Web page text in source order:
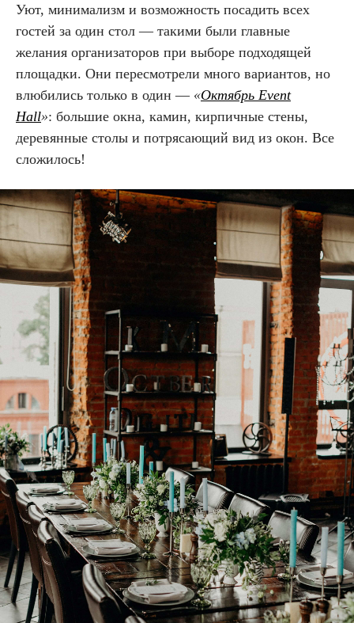
Уют, минимализм и возможность посадить всех
гостей за один стол — такими были главные
желания организаторов при выборе подходящей
площадки. Они пересмотрели много вариантов, но
влюбились только в один — «Октябрь Event
Hall»: большие окна, камин, кирпичные стены,
деревянные столы и потрясающий вид из окон. Все
сложилось!